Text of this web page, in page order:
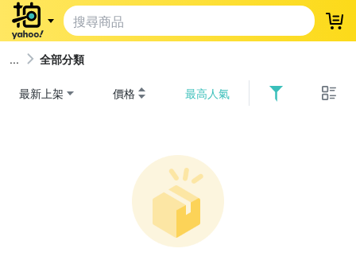
登
全部分類
最新上架 價格 最高人氣